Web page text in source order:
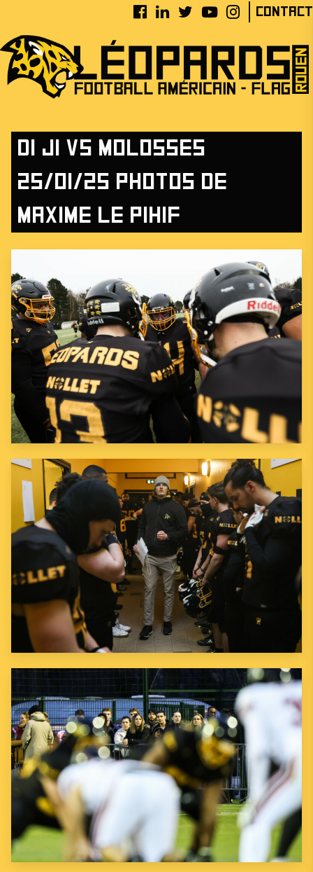
Contact
D1 J1 vs MOLOSSES
25/01/25 photos de
Maxime Le Pihif